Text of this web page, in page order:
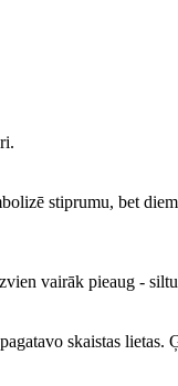
stiprumu, bet
vairāk pieaug -
skaistas lietas.